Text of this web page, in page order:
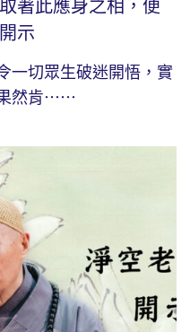
著此應身之相，便
示
一切眾生破迷開悟，實
果然肯⋯⋯